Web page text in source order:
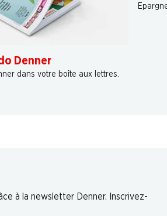
Denner
dans votre boîte aux lettres.
à la newsletter Denner. Inscrivez-